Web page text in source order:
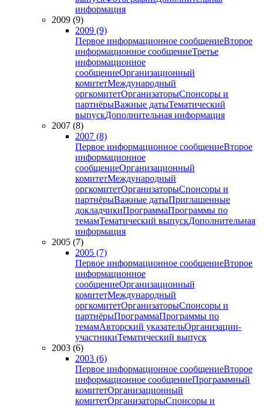
информация
2009 (9)
2009 (9)
Первое информационное сообщениеВторое
информационное сообщениеТретье
информационное
сообщениеОрганизационный
комитетМеждународный
оргкомитетОрганизаторыСпонсоры и
партнёрыВажные датыТематический
выпускДополнительная информация
2007 (8)
2007 (8)
Первое информационное сообщениеВторое
информационное
сообщениеОрганизационный
комитетМеждународный
оргкомитетОрганизаторыСпонсоры и
партнёрыВажные датыПриглашенные
докладчикиПрограммаПрограммы по
темамТематический выпускДополнительная
информация
2005 (7)
2005 (7)
Первое информационное сообщениеВторое
информационное
сообщениеОрганизационный
комитетМеждународный
оргкомитетОрганизаторыСпонсоры и
партнёрыПрограммаПрограммы по
темамАвторский указательОрганизации-
участникиТематический выпуск
2003 (6)
2003 (6)
Первое информационное сообщениеВторое
информационное сообщениеПрограммный
комитетОрганизационный
комитетОрганизаторыСпонсоры и